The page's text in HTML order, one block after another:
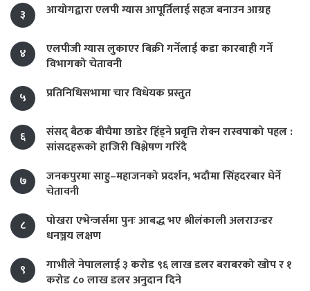
३
आयोगद्वारा एलपी ग्यास आपूर्तिलाई सहज बनाउन आग्रह
४
एलपीजी ग्यास लुकाएर बिक्री गर्नेलाई कडा कारबाही गर्ने
विभागको चेतावनी
५
प्रतिनिधिसभामा चार विधेयक प्रस्तुत
६
संसद् बैठक बीचैमा छाडेर हिँड्ने प्रवृत्ति रोक्न रास्वपाको पहल :
सांसदहरूको हाजिरी विश्लेषण गरिँदै
७
जनकपुरमा साहु–महाजनको प्रदर्शन, भदौमा सिंहदरबार घेर्ने
चेतावनी
८
पोखरा एभेन्जर्समा पुनः आबद्ध भए श्रीलंकाली अलराउन्डर
धनञ्जय लक्षण
९
गाभीले नेपाललाई ३ करोड ९६ लाख डलर बराबरको खोप र १
करोड ८० लाख डलर अनुदान दिने